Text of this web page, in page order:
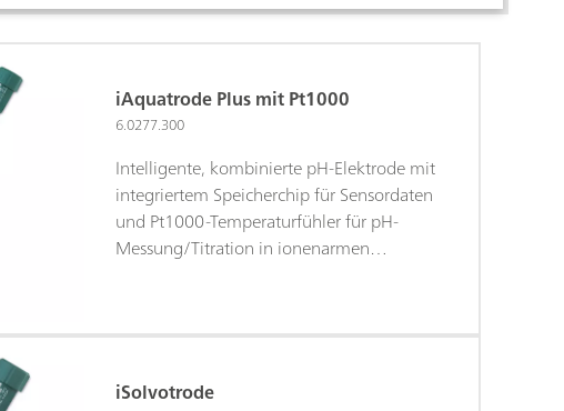
iAquatrode Plus mit Pt1000
6.0277.300
Intelligente, kombinierte pH-Elektrode mit
integriertem Speicherchip für Sensordaten
und Pt1000-Temperaturfühler für pH-
Messung/Titration in ionenarmen
diesen Proben eine ausgesprochen
Festschliffdiaphragma ist gegen
iSolvotrode